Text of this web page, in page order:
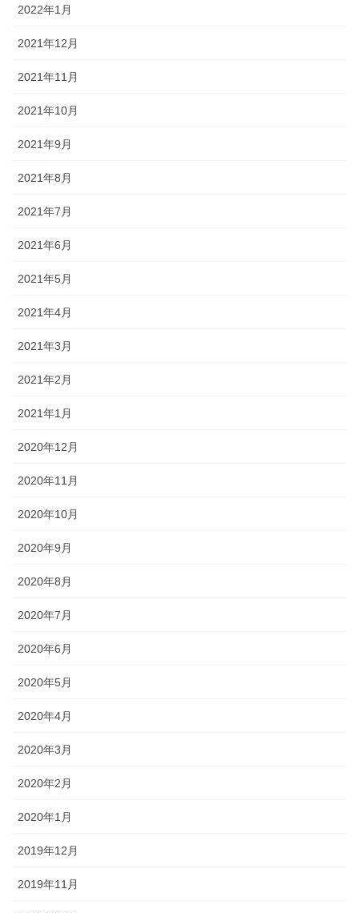
2022年1月
2021年12月
2021年11月
2021年10月
2021年9月
2021年8月
2021年7月
2021年6月
2021年5月
2021年4月
2021年3月
2021年2月
2021年1月
2020年12月
2020年11月
2020年10月
2020年9月
2020年8月
2020年7月
2020年6月
2020年5月
2020年4月
2020年3月
2020年2月
2020年1月
2019年12月
2019年11月